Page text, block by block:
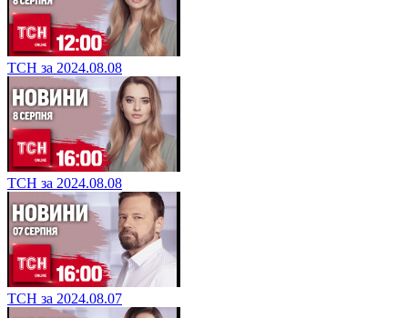
ТСН за 2024.08.08
ТСН за 2024.08.08
ТСН за 2024.08.07